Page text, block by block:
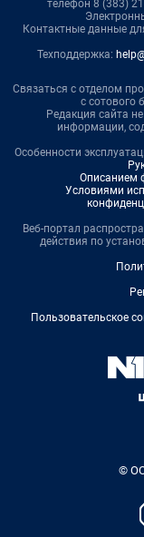
телефон 8 (383)
Контактные данные
Техподдержка:
Связаться с отделом
с сотового
Редакция сайта
информации,
Особенности
Описанием
Условиями
Веб-портал
действия по
Пользовательское
©